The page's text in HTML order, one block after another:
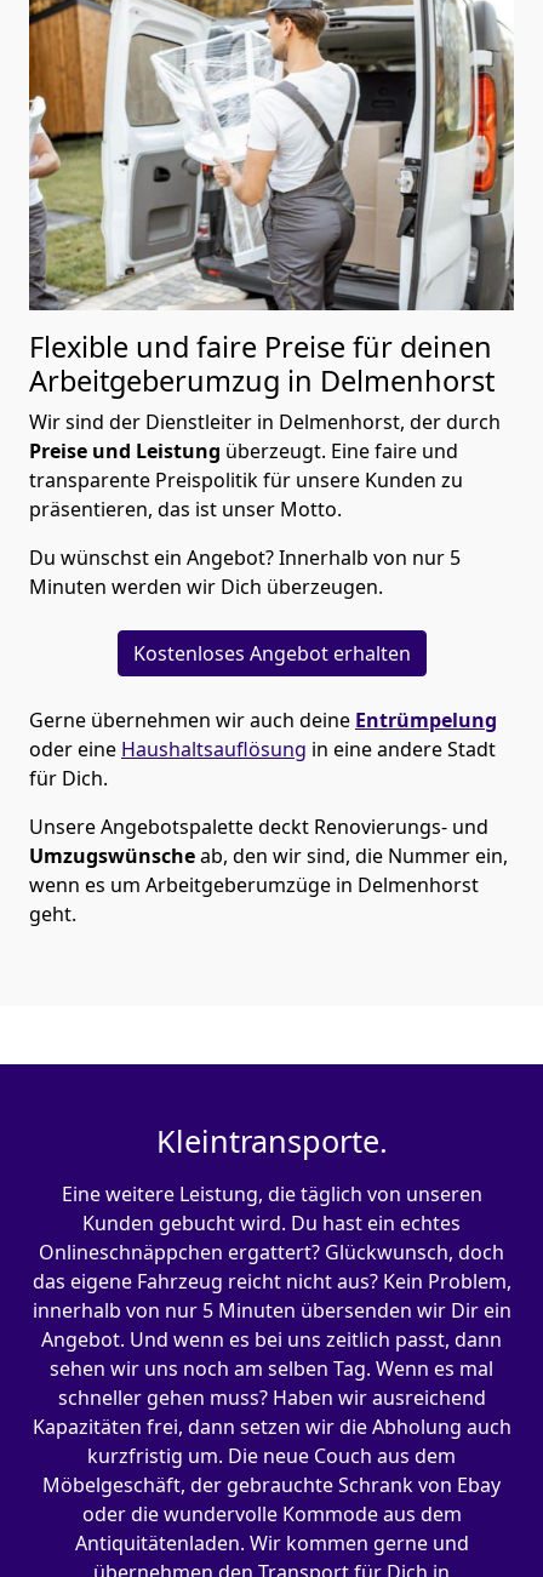
Flexible und faire Preise für deinen
Arbeitgeberumzug in Delmenhorst
Wir sind der Dienstleiter in Delmenhorst, der durch
Preise und Leistung überzeugt. Eine faire und
transparente Preispolitik für unsere Kunden zu
präsentieren, das ist unser Motto.
Du wünschst ein Angebot? Innerhalb von nur 5
Minuten werden wir Dich überzeugen.
Kostenloses Angebot erhalten
Gerne übernehmen wir auch deine Entrümpelung
oder eine Haushaltsauflösung in eine andere Stadt
für Dich.
Unsere Angebotspalette deckt Renovierungs- und
Umzugswünscheab, den wir sind, die Nummer ein,
wenn es um Arbeitgeberumzüge in Delmenhorst
geht.
Kleintransporte.
Eine weitere Leistung, die täglich von unseren
Kunden gebucht wird. Du hast ein echtes
Onlineschnäppchen ergattert? Glückwunsch, doch
das eigene Fahrzeug reicht nicht aus? Kein Problem,
innerhalb von nur 5 Minuten übersenden wir Dir ein
Angebot. Und wenn es bei uns zeitlich passt, dann
sehen wir uns noch am selben Tag. Wenn es mal
schneller gehen muss? Haben wir ausreichend
Kapazitäten frei, dann setzen wir die Abholung auch
kurzfristig um. Die neue Couch aus dem
Möbelgeschäft, der gebrauchte Schrank von Ebay
oder die wundervolle Kommode aus dem
Antiquitätenladen. Wir kommen gerne und